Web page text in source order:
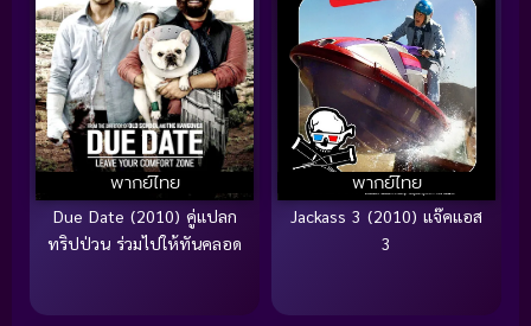
พากย์ไทย
Due Date (2010) คู่แปลก
ทริปป่วน ร่วมไปให้ทันคลอด
พากย์ไทย
Jackass 3 (2010) แจ๊คแอส
3